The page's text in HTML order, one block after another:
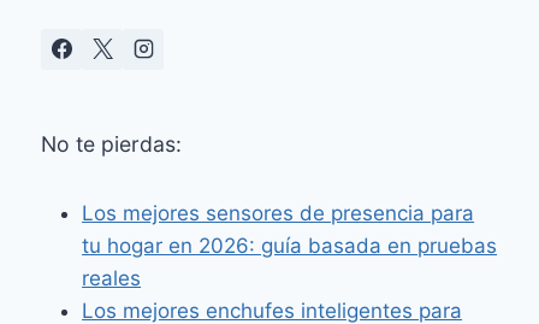
No te pierdas:
Los mejores sensores de presencia para
tu hogar en 2026: guía basada en pruebas
reales
Los mejores enchufes inteligentes para